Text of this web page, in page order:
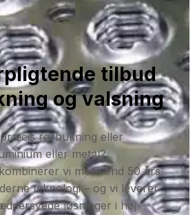
tilbud
og valsning
rørbukning eller
eller metal?
vi mere end 50 års
teknologi – og vi leverer
løsninger i høj